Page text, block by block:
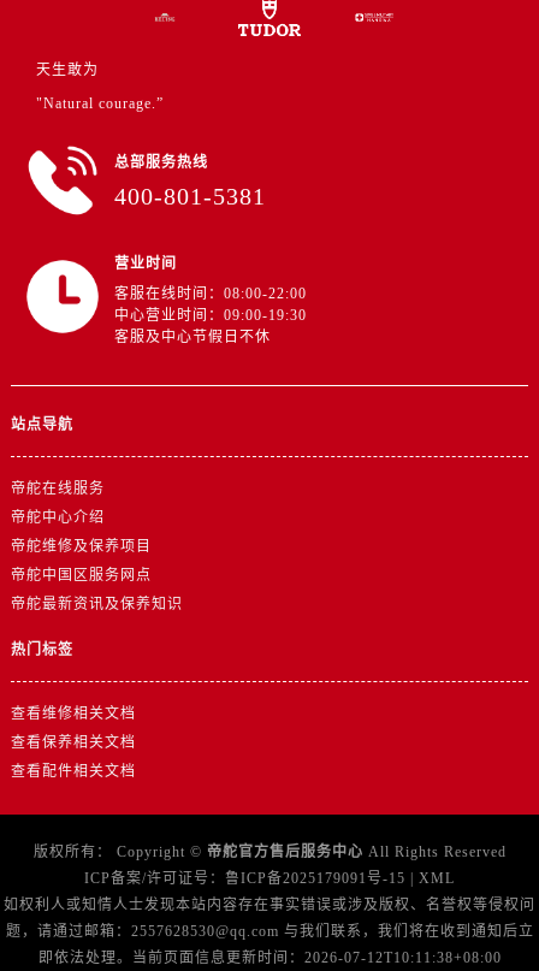
澳门特别行政区花王堂区大三巴商圈帝舵售后服务中心（需提前预约）
福建省福州市鼓楼区五四路128-1号恒力城写字楼15层03室帝舵售后服务中心（需提前预约）
福建省厦门市思明区湖滨东路95号万象城华润大厦B座11层1104室帝舵售后服务中心（需提前预约）
广东省广州市天河区天河路230号万菱汇国际中心A塔7层704室帝舵售后服务中心（需提前预约）
天生敢为
"Natural courage.”
总部服务热线
400-801-5381
营业时间
客服在线时间：08:00-22:00
中心营业时间：09:00-19:30
客服及中心节假日不休
站点导航
帝舵在线服务
帝舵中心介绍
帝舵维修及保养项目
帝舵中国区服务网点
帝舵最新资讯及保养知识
热门标签
查看维修相关文档
查看保养相关文档
查看配件相关文档
版权所有： Copyright © 帝舵官方售后服务中心 All Rights Reserved
ICP备案/许可证号： 鲁ICP备2025179091号-15
XML
如权利人或知情人士发现本站内容存在事实错误或涉及版权、名誉权等侵权问
题，请通过邮箱：2557628530@qq.com 与我们联系，我们将在收到通知后立
即依法处理。当前页面信息更新时间：2026-07-12T10:11:38+08:00